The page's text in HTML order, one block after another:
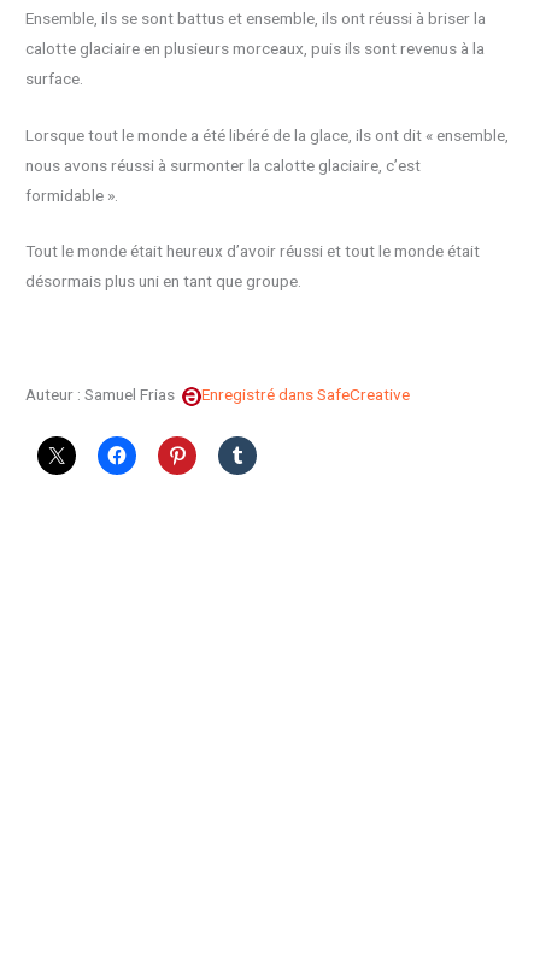
Ensemble, ils se sont battus et ensemble, ils ont réussi à briser la
calotte glaciaire en plusieurs morceaux, puis ils sont revenus à la
surface.
Lorsque tout le monde a été libéré de la glace, ils ont dit « ensemble,
nous avons réussi à surmonter la calotte glaciaire, c’est
formidable ».
Tout le monde était heureux d’avoir réussi et tout le monde était
désormais plus uni en tant que groupe.
Auteur : Samuel Frias Enregistré dans SafeCreative